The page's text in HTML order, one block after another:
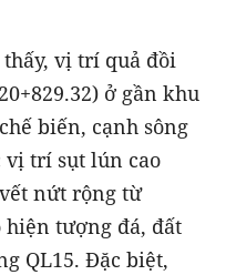
vị trí quả đồi
ở gần khu
biến, cạnh sông
vị trí sụt lún cao
nứt rộng từ
hiện tượng đá, đất
QL15. Đặc biệt,